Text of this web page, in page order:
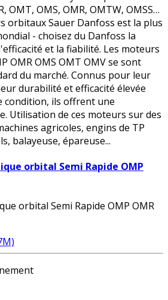
OMT, OMS, OMR, OMTW, OMSS…
orbitaux Sauer Danfoss est la plus
- choisez du Danfoss la
et la fiabilité. Les moteurs
OMR OMS OMT OMV se sont
du marché. Connus pour leur
durabilité et efficacité élevée
condition, ils offrent une
Utilisation de ces moteurs sur des
agricoles, engins de TP
balayeuse, épareuse...
orbital Semi Rapide OMP
orbital Semi Rapide OMP OMR